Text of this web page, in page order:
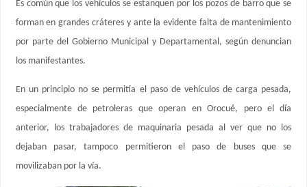
Es común que los vehículos se estanquen por los pozos de barro que se
forman en grandes cráteres y ante la evidente falta de mantenimiento
por parte del Gobierno Municipal y Departamental, según denuncian
los manifestantes.
En un principio no se permitía el paso de vehículos de carga pesada,
especialmente de petroleras que operan en Orocué, pero el día
anterior, los trabajadores de maquinaria pesada al ver que no los
dejaban pasar, tampoco permitieron el paso de buses que se
movilizaban por la vía.